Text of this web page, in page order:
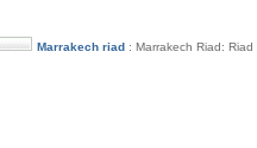
Marrakech riad: Marrakech Riad: Riad